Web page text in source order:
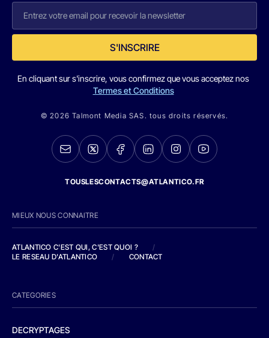
S'INSCRIRE
En cliquant sur s'inscrire, vous confirmez que vous acceptez nos
Termes et Conditions
© 2026 Talmont Media SAS. tous droits réservés.
TOUSLESCONTACTS@ATLANTICO.FR
MIEUX NOUS CONNAITRE
ATLANTICO C'EST QUI, C'EST QUOI ?
/
LE RESEAU D'ATLANTICO
/ CONTACT
CATEGORIES
DECRYPTAGES